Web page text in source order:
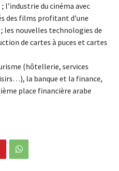
du cinéma avec
des films profitant d’une
nouvelles technologies de
de cartes à puces et cartes
(hôtellerie, services
la banque et la finance,
place financière arabe